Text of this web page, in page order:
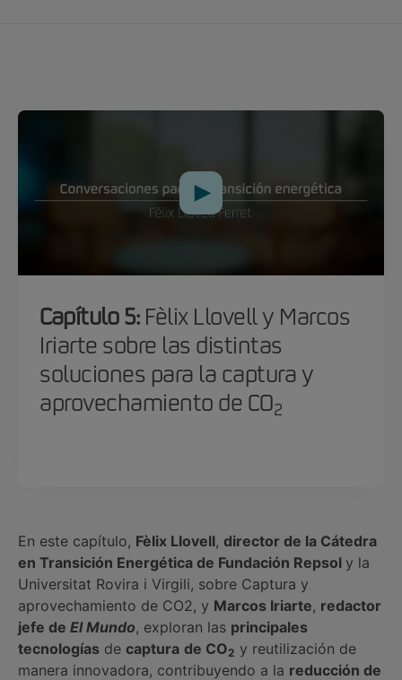
Capítulo 5:Fèlix Llovell y Marcos
Iriarte sobre las distintas
soluciones para la captura y
aprovechamiento de CO2
En este capítulo, Fèlix Llovell, director de la Cátedra
en Transición Energética de Fundación Repsol y la
Universitat Rovira i Virgili, sobre Captura y
aprovechamiento de CO2, y Marcos Iriarte, redactor
jefe de El Mundo, exploran las principales
tecnologías de captura de CO2 y reutilización de
manera innovadora, contribuyendo a la reducción de